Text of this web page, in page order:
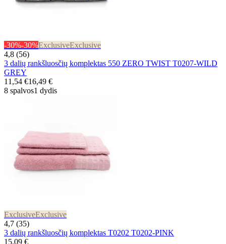
-30%-30%ExclusiveExclusive
4,8 (56)
3 dalių rankšluosčių komplektas 550 ZERO TWIST T0207-WILD
GREY
11,54 €16,49 €
8 spalvos1 dydis
ExclusiveExclusive
4,7 (35)
3 dalių rankšluosčių komplektas T0202 T0202-PINK
15,09 €